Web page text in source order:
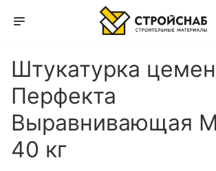
Штукатурка
Перфекта
Выравнивающая
40 кг